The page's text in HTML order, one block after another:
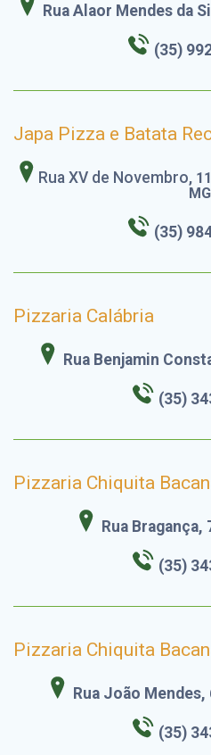
Rua Alaor Mendes da
(35)
Japa Pizza e Batata
Rua XV de Novembro,
MG
(35)
Pizzaria Calábria
Rua Benjamin
(35)
Pizzaria Chiquita
Rua Bragança,
(35)
Pizzaria Chiquita
Rua João
(35)